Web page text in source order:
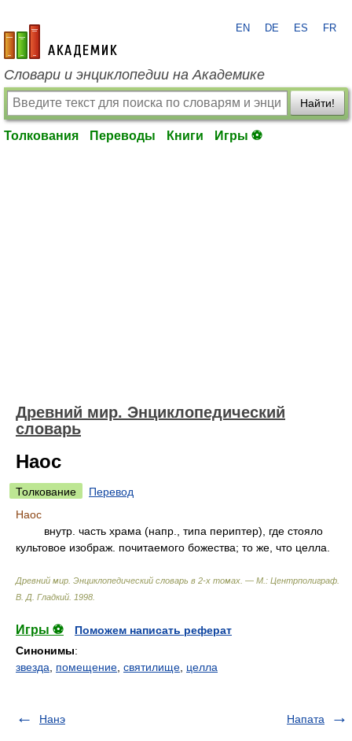
academic.ru
EN DE ES FR
Словари и энциклопедии на Академике
Найти!
Толкования Переводы Книги Игры ⚽
Древний мир. Энциклопедический
словарь
Наос
Толкование
Перевод
Наос
внутр. часть храма (напр., типа периптер), где стояло
культовое изображ. почитаемого божества; то же, что целла.
Древний мир. Энциклопедический словарь в 2-х томах. — М.: Центрполиграф
В. Д. Гладкий 1998
Игры ⚽
Поможем написать реферат
Синонимы:
звезда
помещение святилище целла
Нанэ Напата